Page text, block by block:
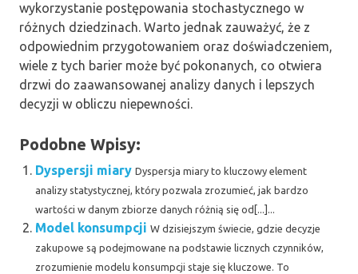
wykorzystanie postępowania stochastycznego w
różnych dziedzinach. Warto jednak zauważyć, że z
odpowiednim przygotowaniem oraz doświadczeniem,
wiele z tych barier może być pokonanych, co otwiera
drzwi do zaawansowanej analizy danych i lepszych
decyzji w obliczu niepewności.
Podobne Wpisy:
Dyspersji miary Dyspersja miary to kluczowy element
analizy statystycznej, który pozwala zrozumieć, jak bardzo
wartości w danym zbiorze danych różnią się od[...]...
Model konsumpcji W dzisiejszym świecie, gdzie decyzje
zakupowe są podejmowane na podstawie licznych czynników,
zrozumienie modelu konsumpcji staje się kluczowe. To